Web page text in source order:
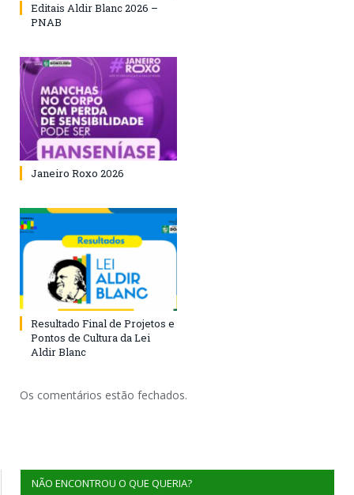
Editais Aldir Blanc 2026 –
PNAB
Janeiro Roxo 2026
Resultado Final de Projetos e
Pontos de Cultura da Lei
Aldir Blanc
Os comentários estão fechados.
NÃO ENCONTROU O QUE QUERIA?